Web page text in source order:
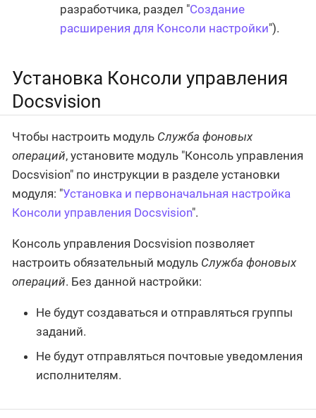
разработчика, раздел "Создание
расширения для Консоли настройки").
Установка Консоли управления
Docsvision
Чтобы настроить модуль Служба фоновых
операций, установите модуль "Консоль управления
Docsvision" по инструкции в разделе установки
модуля: "Установка и первоначальная настройка
Консоли управления Docsvision".
Консоль управления Docsvision позволяет
настроить обязательный модуль Служба фоновых
операций. Без данной настройки:
Не будут создаваться и отправляться группы
заданий.
Не будут отправляться почтовые уведомления
исполнителям.